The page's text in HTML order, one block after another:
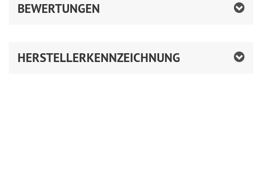
BEWERTUNGEN
HERSTELLERKENNZEICHNUNG